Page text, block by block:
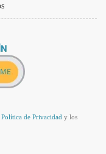
Política de Privacidad y los